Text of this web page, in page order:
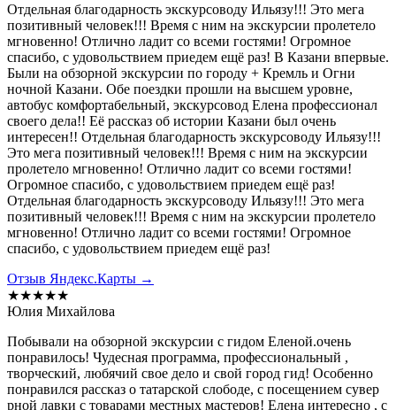
Отдельная благодарность экскурсоводу Ильязу!!! Это мега
позитивный человек!!! Время с ним на экскурсии пролетело
мгновенно! Отлично ладит со всеми гостями! Огромное
спасибо, с удовольствием приедем ещё раз! В Казани впервые.
Были на обзорной экскурсии по городу + Кремль и Огни
ночной Казани. Обе поездки прошли на высшем уровне,
автобус комфортабельный, экскурсовод Елена профессионал
своего дела!! Её рассказ об истории Казани был очень
интересен!! Отдельная благодарность экскурсоводу Ильязу!!!
Это мега позитивный человек!!! Время с ним на экскурсии
пролетело мгновенно! Отлично ладит со всеми гостями!
Огромное спасибо, с удовольствием приедем ещё раз!
Отдельная благодарность экскурсоводу Ильязу!!! Это мега
позитивный человек!!! Время с ним на экскурсии пролетело
мгновенно! Отлично ладит со всеми гостями! Огромное
спасибо, с удовольствием приедем ещё раз!
Отзыв Яндекс.Карты →
★★★★★
Юлия Михайлова
Побывали на обзорной экскурсии с гидом Еленой.очень
понравилось! Чудесная программа, профессиональный ,
творческий, любячий свое дело и свой город гид! Особенно
понравился рассказ о татарской слободе, с посещением сувер
рной лавки с товарами местных мастеров! Елена интересно , с